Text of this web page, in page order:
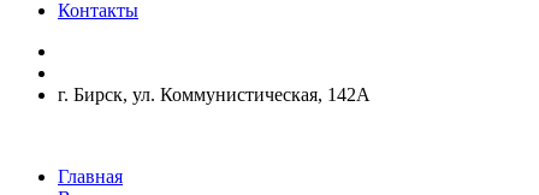
Контакты
г. Бирск, ул. Коммунистическая, 142А
Главная